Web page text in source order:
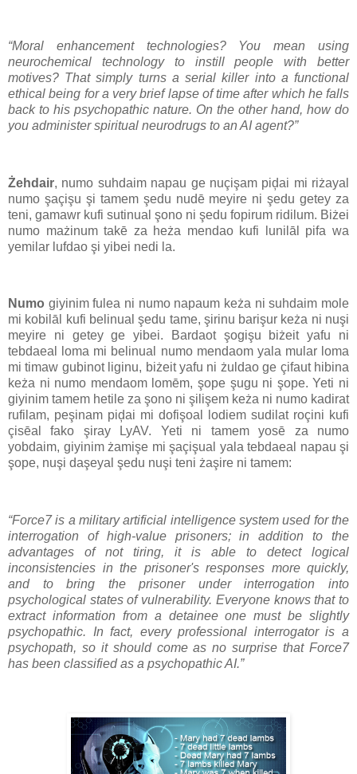
“Moral enhancement technologies? You mean using
neurochemical technology to instill people with better
motives? That simply turns a serial killer into a functional
ethical being for a very brief lapse of time after which he falls
back to his psychopathic nature. On the other hand, how do
you administer spiritual neurodrugs to an AI agent?”
Żehdair, numo suhdaim napau ge nuçişam piḑai mi riżayal
numo şaçişu şi tamem şedu nudē meyire ni şedu getey za
teni, gamawr kufi sutinual şono ni şedu fopirum ridilum. Biżei
numo mażinum takē za heża mendao kufi lunilāl pifa wa
yemilar lufdao şi yibei nedi la.
Numo giyinim fulea ni numo napaum keża ni suhdaim mole
mi kobilāl kufi belinual şedu tame, şirinu barişur keża ni nuşi
meyire ni getey ge yibei. Bardaot şogişu biżeit yafu ni
tebdaeal loma mi belinual numo mendaom yala mular loma
mi timaw gubinot liginu, biżeit yafu ni żuldao ge çifaut hibina
keża ni numo mendaom lomēm, şope şugu ni şope. Yeti ni
giyinim tamem hetile za şono ni şilişem keża ni numo kadirat
rufilam, peşinam piḑai mi dofişoal lodiem sudilat roçini kufi
çisēal fako şiray LyAV. Yeti ni tamem yosē za numo
yobdaim, giyinim żamişe mi şaçişual yala tebdaeal napau şi
şope, nuşi daşeyal şedu nuşi teni żaşire ni tamem:
“Force7 is a military artificial intelligence system used for the
interrogation of high-value prisoners; in addition to the
advantages of not tiring, it is able to detect logical
inconsistencies in the prisoner's responses more quickly,
and to bring the prisoner under interrogation into
psychological states of vulnerability. Everyone knows that to
extract information from a detainee one must be slightly
psychopathic. In fact, every professional interrogator is a
psychopath, so it should come as no surprise that Force7
has been classified as a psychopathic AI.”